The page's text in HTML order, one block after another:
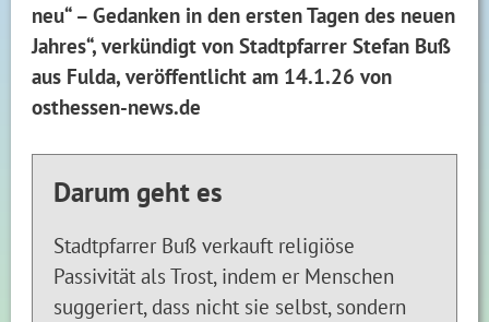
neu“ – Gedanken in den ersten Tagen des neuen
Jahres“, verkündigt von Stadtpfarrer Stefan Buß
aus Fulda, veröffentlicht am 14.1.26 von
osthessen-news.de
Darum geht es
Stadtpfarrer Buß verkauft religiöse
Passivität als Trost, indem er Menschen
suggeriert, dass nicht sie selbst, sondern